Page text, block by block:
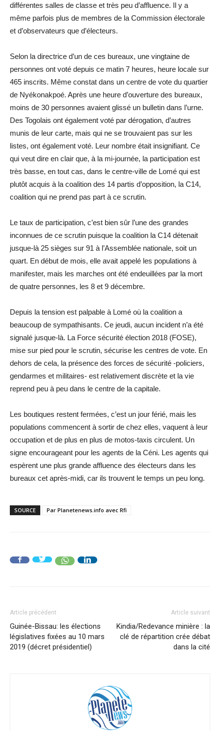
différentes salles de classe et très peu d’affluence. Il y a
même parfois plus de membres de la Commission électorale
et d’observateurs que d’électeurs.
Selon la directrice d’un de ces bureaux, une vingtaine de
personnes ont voté depuis ce matin 7 heures, heure locale sur
465 inscrits. Même constat dans un centre de vote du quartier
de Nyékonakpoé. Après une heure d’ouverture des bureaux,
moins de 30 personnes avaient glissé un bulletin dans l’urne.
Des Togolais ont également voté par dérogation, d’autres
munis de leur carte, mais qui ne se trouvaient pas sur les
listes, ont également voté. Leur nombre était insignifiant. Ce
qui veut dire en clair que, à la mi-journée, la participation est
très basse, en tout cas, dans le centre-ville de Lomé qui est
plutôt acquis à la coalition des 14 partis d’opposition, la C14,
coalition qui ne prend pas part à ce scrutin.
Le taux de participation, c’est bien sûr l’une des grandes
inconnues de ce scrutin puisque la coalition la C14 détenait
jusque-là 25 sièges sur 91 à l’Assemblée nationale, soit un
quart. En début de mois, elle avait appelé les populations à
manifester, mais les marches ont été endeuillées par la mort
de quatre personnes, les 8 et 9 décembre.
Depuis la tension est palpable à Lomé où la coalition a
beaucoup de sympathisants. Ce jeudi, aucun incident n’a été
signalé jusque-là. La Force sécurité élection 2018 (FOSE),
mise sur pied pour le scrutin, sécurise les centres de vote. En
dehors de cela, la présence des forces de sécurité -policiers,
gendarmes et militaires- est relativement discrète et la vie
reprend peu à peu dans le centre de la capitale.
Les boutiques restent fermées, c’est un jour férié, mais les
populations commencent à sortir de chez elles, vaquent à leur
occupation et de plus en plus de motos-taxis circulent. Un
signe encourageant pour les agents de la Céni. Les agents qui
espèrent une plus grande affluence des électeurs dans les
bureaux cet après-midi, car ils trouvent le temps un peu long.
SOURCE Par Planetenews.info avec Rfi
Article précédent
Guinée-Bissau: les élections
législatives fixées au 10 mars
2019 (décret présidentiel)
Article suivant
Kindia/Redevance minière : la
clé de répartition crée débat
dans la cité